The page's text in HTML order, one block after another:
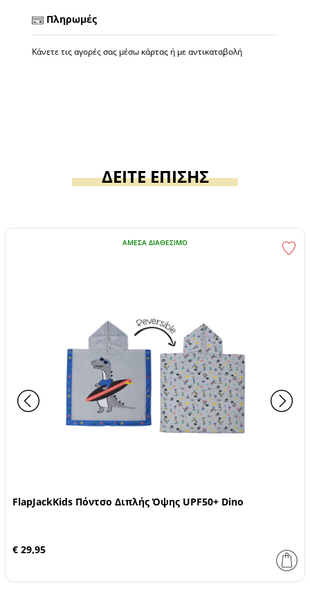
Πληρωμές
Κάνετε τις αγορές σας μέσω κάρτας ή με αντικαταβολή
ΔΕΙΤΕ ΕΠΙΣΗΣ
ΆΜΕΣΑ ΔΙΑΘΈΣΙΜΟ
FlapJackKids Πόντσο Διπλής Όψης UPF50+ Dino
€ 29,95